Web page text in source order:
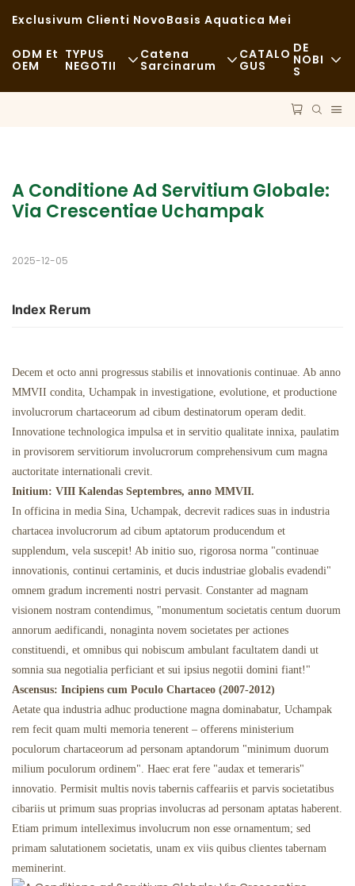
Exclusivum Clienti NovoBasis Aquatica Mei
ODM Et
OEM
TYPUS
NEGOTII
Cafeae Et Tabernae Coffeariae
Pistrina
Popinae Phantasmaticae
Catena
Sarcinarum
Technologia
CATALO
GUS
DE
NOBI
S
Nuntii
FAQS
A Conditione Ad Servitium Globale:
Via Crescentiae Uchampak
2025-12-05
Index Rerum
Decem et octo anni progressus stabilis et innovationis continuae. Ab anno
MMVII condita, Uchampak in investigatione, evolutione, et productione
involucrorum chartaceorum ad cibum destinatorum operam dedit.
Innovatione technologica impulsa et in servitio qualitate innixa, paulatim
in provisorem servitiorum involucrorum comprehensivum cum magna
auctoritate internationali crevit.
Initium: VIII Kalendas Septembres, anno MMVII.
In officina in media Sina, Uchampak, decrevit radices suas in industria
chartacea involucrorum ad cibum aptatorum producendum et
supplendum, vela suscepit! Ab initio suo, rigorosa norma "continuae
innovationis, continui certaminis, et ducis industriae globalis evadendi"
omnem gradum incrementi nostri pervasit. Constanter ad magnam
visionem nostram contendimus, "monumentum societatis centum duorum
annorum aedificandi, nonaginta novem societates per actiones
constituendi, et omnibus qui nobiscum ambulant facultatem dandi ut
somnia sua negotialia perficiant et sui ipsius negotii domini fiant!"
Ascensus: Incipiens cum Poculo Chartaceo (2007-2012)
Aetate qua industria adhuc productione magna dominabatur, Uchampak
rem fecit quam multi memoria tenerent – ​​offerens ministerium
poculorum chartaceorum ad personam aptandorum "minimum duorum
milium poculorum ordinem". Haec erat fere "audax et temeraris"
innovatio. Permisit multis novis tabernis caffeariis et parvis societatibus
cibariis ut primum suas proprias involucras ad personam aptatas haberent.
Etiam primum intelleximus involucrum non esse ornamentum; sed
primam salutationem societatis, unam ex viis quibus clientes tabernam
meminerint.